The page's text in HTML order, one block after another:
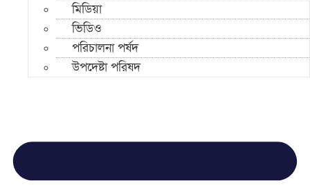
মিডিয়া
ভিডিও
পরিচালনা পর্ষদ
উপদেষ্টা পরিষদ